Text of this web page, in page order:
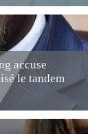
accuse
le tandem